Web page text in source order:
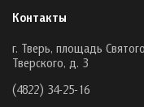
Контакты
г. Тверь, площадь
Тверского, д. 3
(4822) 34-25-16